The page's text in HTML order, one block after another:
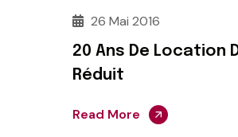
26 Mai 2016
20 Ans De Location
Réduit
Read More